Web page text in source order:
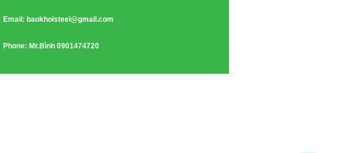
Email: baokhoisteel@gmail.com
Phone: Mr.Bình 0901474720